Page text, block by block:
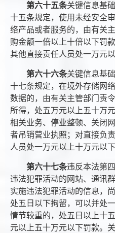
第六十五条关键信息基
十五条规定，使用未经安全
络产品或者服务的，由有关
购金额一倍以上十倍以下罚
其他直接责任人员处一万元
第六十六条关键信息基
十七条规定，在境外存储网
数据的，由有关主管部门责
所得，处五万元以上五十万
相关业务、停业整顿、关闭
者吊销营业执照；对直接负
人员处一万元以上十万元以下
第六十七条违反本法第
违法犯罪活动的网站、通讯
实施违法犯罪活动的信息，
处五日以下拘留，可以并处
情节较重的，处五日以上十
元以上五十万元以下罚款。